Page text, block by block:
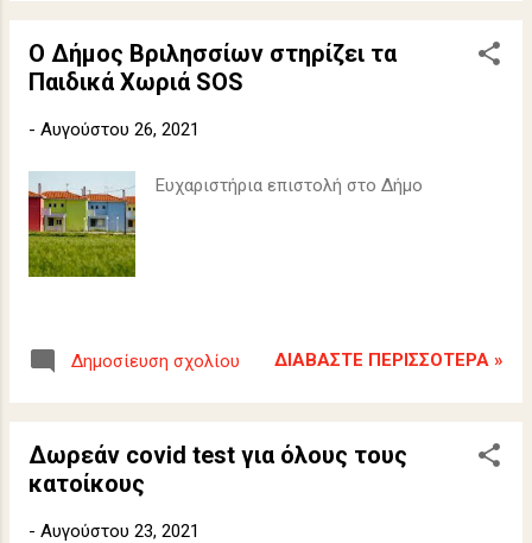
Ο Δήμος Βριλησσίων στηρίζει τα
Παιδικά Χωριά SOS
- Αυγούστου 26, 2021
Ευχαριστήρια επιστολή στο Δήμο
Δημοσίευση σχολίου ΔΙΑΒΆΣΤΕ ΠΕΡΙΣΣΌΤΕΡΑ »
Δωρεάν covid test για όλους τους
κατοίκους
- Αυγούστου 23, 2021